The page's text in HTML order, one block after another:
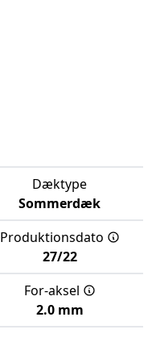
Dæktype
Sommerdæk
Produktionsdato
27/22
For-aksel
2.0 mm